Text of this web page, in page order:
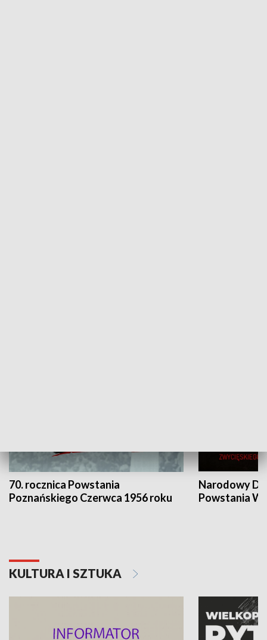
70. rocznica Powstania
Poznańskiego Czerwca 1956 roku
Narodowy
Powstania
KULTURA I SZTUKA